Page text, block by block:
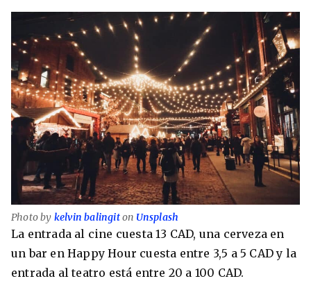
Photo by kelvin balingiton Unsplash
La entrada al cine cuesta 13 CAD, una cerveza en
un bar en Happy Hour cuesta entre 3,5 a 5 CAD y la
entrada al teatro está entre 20 a 100 CAD.